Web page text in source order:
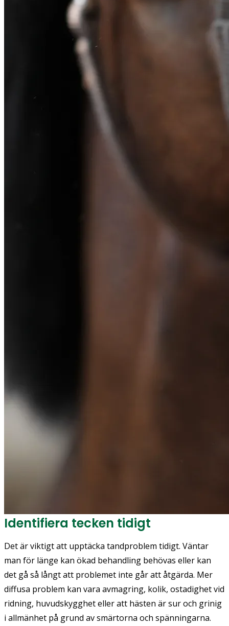
Identifiera tecken tidigt
Det är viktigt att upptäcka tandproblem tidigt. Väntar
man för länge kan ökad behandling behövas eller kan
det gå så långt att problemet inte går att åtgärda. Mer
diffusa problem kan vara avmagring, kolik, ostadighet vid
ridning, huvudskygghet eller att hästen är sur och grinig
i allmänhet på grund av smärtorna och spänningarna.